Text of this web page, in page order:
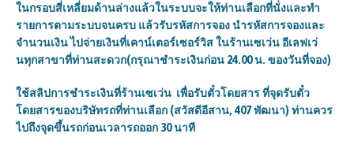
ในกรอบสี่เหลี่ยมด้านล่างแล้วในระบบจะให้ท่านเลือกที่นั่งและทำ
รายการตามระบบจนครบ แล้วรับรหัสการจอง นำรหัสการจองและ
จำนวนเงิน ไปจ่ายเงินที่เคาน์เตอร์เซอร์วิส ในร้านเซเว่น อีเลฟเว่
นทุกสาขาที่ท่านสะดวก(กรุณาชำระเงินก่อน 24.00 น. ของวันที่จอง)
ใช้สลิปการชำระเงินที่ร้านเซเว่น เพื่อรับตั๋วโดยสาร ที่จุดรับตั๋ว
โดยสารของบริษัทรถที่ท่านเลือก (สวัสดีอีสาน, 407 พัฒนา)ท่านควร
ไปถึงจุดขึ้นรถก่อนเวลารถออก 30 นาที